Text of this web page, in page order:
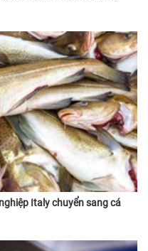
Italy chuyển sang cá